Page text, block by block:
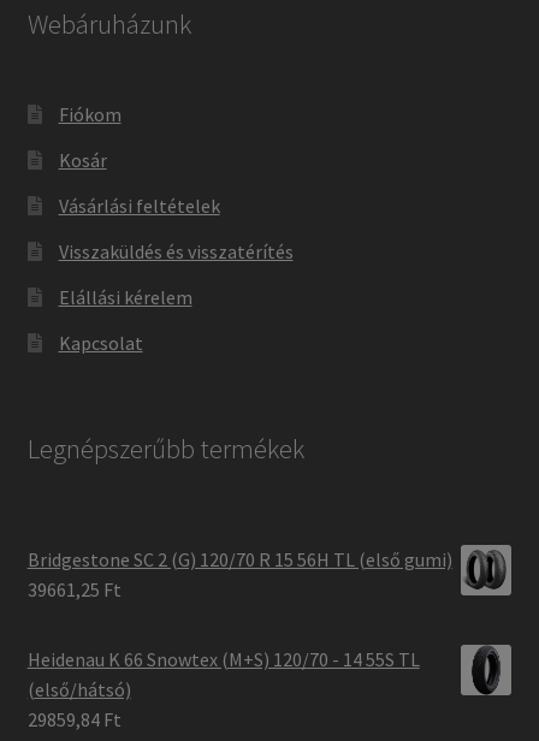
Webáruházunk
Fiókom
Kosár
Vásárlási feltételek
Visszaküldés és visszatérítés
Elállási kérelem
Kapcsolat
Legnépszerűbb termékek
Bridgestone SC 2 (G) 120/70 R 15 56H TL (első gumi)
39661,25 Ft
Heidenau K 66 Snowtex (M+S) 120/70 - 14 55S TL
(első/hátsó)
29859,84 Ft